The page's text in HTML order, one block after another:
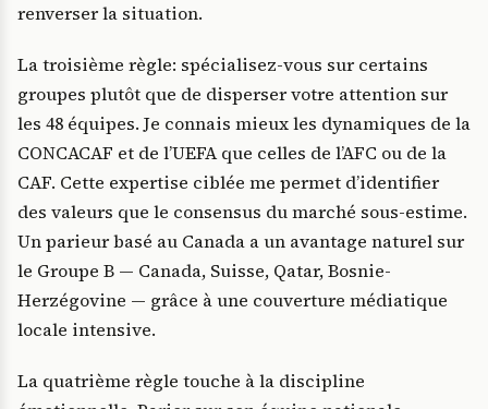
renverser la situation.
La troisième règle: spécialisez-vous sur certains
groupes plutôt que de disperser votre attention sur
les 48 équipes. Je connais mieux les dynamiques de la
CONCACAF et de l’UEFA que celles de l’AFC ou de la
CAF. Cette expertise ciblée me permet d’identifier
des valeurs que le consensus du marché sous-estime.
Un parieur basé au Canada a un avantage naturel sur
le Groupe B — Canada, Suisse, Qatar, Bosnie-
Herzégovine — grâce à une couverture médiatique
locale intensive.
La quatrième règle touche à la discipline